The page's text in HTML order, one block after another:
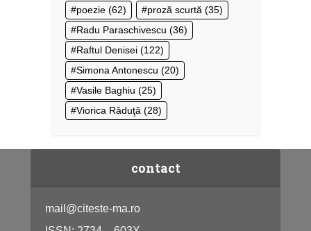
poezie (62) proză scurtă (35)
Radu Paraschivescu (36)
Raftul Denisei (122)
Simona Antonescu (20)
Vasile Baghiu (25)
Viorica Răduţă (28)
contact
mail@citeste-ma.ro